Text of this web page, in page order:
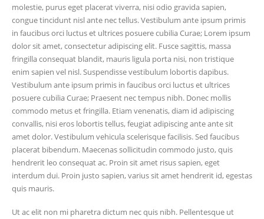
molestie, purus eget placerat viverra, nisi odio gravida sapien,
congue tincidunt nisl ante nec tellus. Vestibulum ante ipsum primis
in faucibus orci luctus et ultrices posuere cubilia Curae; Lorem ipsum
dolor sit amet, consectetur adipiscing elit. Fusce sagittis, massa
fringilla consequat blandit, mauris ligula porta nisi, non tristique
enim sapien vel nisl. Suspendisse vestibulum lobortis dapibus.
Vestibulum ante ipsum primis in faucibus orci luctus et ultrices
posuere cubilia Curae; Praesent nec tempus nibh. Donec mollis
commodo metus et fringilla. Etiam venenatis, diam id adipiscing
convallis, nisi eros lobortis tellus, feugiat adipiscing ante ante sit
amet dolor. Vestibulum vehicula scelerisque facilisis. Sed faucibus
placerat bibendum. Maecenas sollicitudin commodo justo, quis
hendrerit leo consequat ac. Proin sit amet risus sapien, eget
interdum dui. Proin justo sapien, varius sit amet hendrerit id, egestas
quis mauris.
Ut ac elit non mi pharetra dictum nec quis nibh. Pellentesque ut